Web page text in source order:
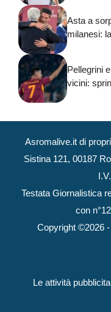
Asta a
milanesi:
Pellegrini
vicini:
Asromalive.it di
Sistina 121, 00187
Testata Giornalistica
con
Copyright ©2026
Le attività